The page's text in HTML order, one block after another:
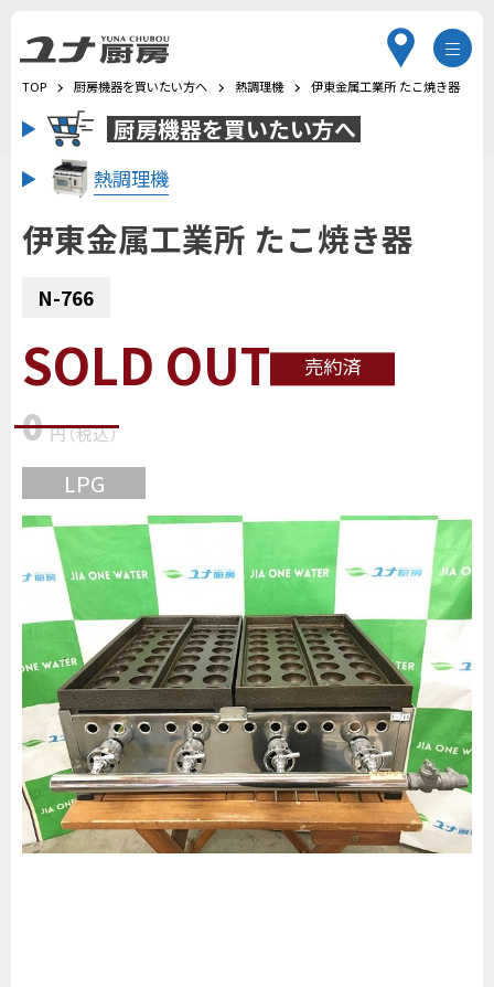
TOP 厨房機器を買いたい方へ 熱調理機 伊東金属工業所 たこ焼き器
厨房機器を買いたい方へ
熱調理機
伊東金属工業所 たこ焼き器
N-766
SOLD OUT 売約済
0 円（税込）
LPG